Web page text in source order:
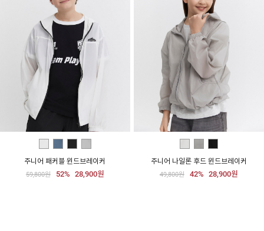
주니어 패커블 윈드브레이커
59,800원 52% 28,900원
주니어 나일론 후드 윈드브레이커
49,800원 42% 28,900원